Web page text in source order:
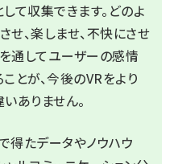
て収集できます。どのよ
、楽しませ、不快にさせ
通してユーザーの感情
とが、今後のVRをより
ありません。
得たデータやノウハウ